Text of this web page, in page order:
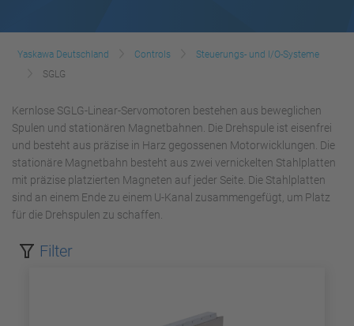
Yaskawa Deutschland Controls
Steuerungs- und I/O-Systeme
SGLG
Kernlose SGLG-Linear-Servomotoren bestehen aus beweglichen
Spulen und stationären Magnetbahnen. Die Drehspule ist eisenfrei
und besteht aus präzise in Harz gegossenen Motorwicklungen. Die
stationäre Magnetbahn besteht aus zwei vernickelten Stahlplatten
mit präzise platzierten Magneten auf jeder Seite. Die Stahlplatten
sind an einem Ende zu einem U-Kanal zusammengefügt, um Platz
für die Drehspulen zu schaffen.
Filter